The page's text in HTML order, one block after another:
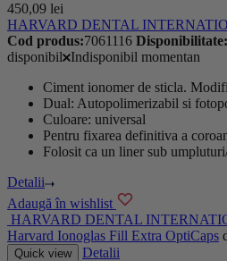
450,09 lei
HARVARD DENTAL
Cod produs:7061116 Disponibilitate:
disponibil
Indisponibil momentan
Ciment ionomer de sticla.
Dual: Autopolimerizabil si
Culoare: universal
Pentru fixarea definitiva a
Folosit ca un liner sub
Detalii
Adaugă în wishlist
HARVARD DENTAL
Harvard Ionoglas Fill Extra OptiCaps
Quick view Detalii